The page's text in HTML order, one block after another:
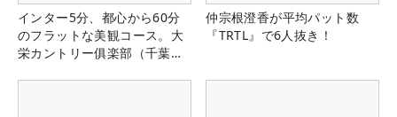
インター5分、都心から60分
のフラットな美観コース。大
栄カントリー俱楽部（千葉
仲宗根澄香が平均パット数
『TRTL』で6人抜き！